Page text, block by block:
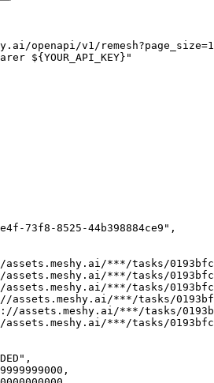
openapi/v1/remesh?page_size=
${YOUR_API_KEY}"
73f8-8525-44b398884ce9" ,
***/tasks/
***/tasks/
***/tasks/
assets.meshy.ai/***/tasks/
assets.meshy.ai/***/tasks/
***/tasks/
,
,